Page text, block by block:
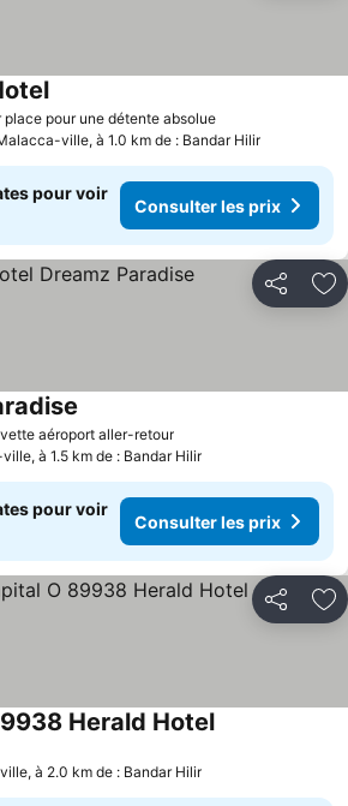
place pour une détente absolueConsulter les
Consulter les prix
ville, à 1.0 km de : Bandar Hilir
pour voir
Consulter les prix
Partager
aéroport aller-retourConsulter les prix
à 1.5 km de : Bandar Hilir
pour voir
Consulter les prix
Partager
Herald HotelConsulter les
à 2.0 km de : Bandar Hilir